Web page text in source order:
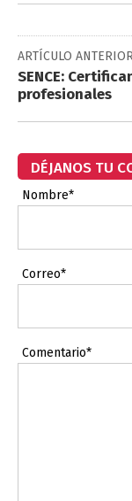
ARTÍCULO
SENCE:
profesionales
DÉJANOS TU
Nombre*
Correo*
Comentario*